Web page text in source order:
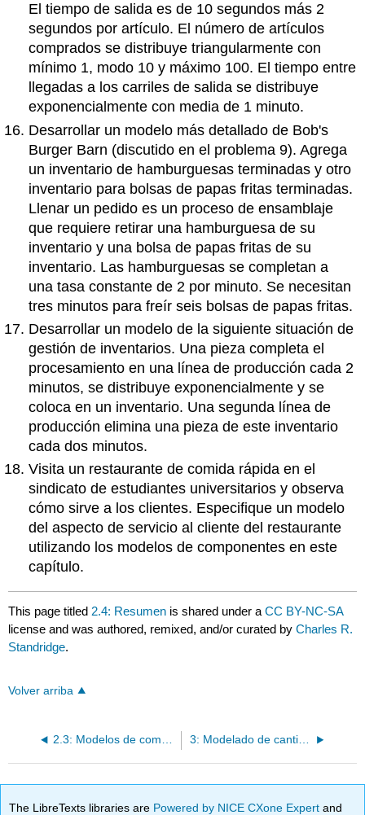
El tiempo de salida es de 10 segundos más 2
segundos por artículo. El número de artículos
comprados se distribuye triangularmente con
mínimo 1, modo 10 y máximo 100. El tiempo entre
llegadas a los carriles de salida se distribuye
exponencialmente con media de 1 minuto.
Desarrollar un modelo más detallado de Bob's
Burger Barn (discutido en el problema 9). Agrega
un inventario de hamburguesas terminadas y otro
inventario para bolsas de papas fritas terminadas.
Llenar un pedido es un proceso de ensamblaje
que requiere retirar una hamburguesa de su
inventario y una bolsa de papas fritas de su
inventario. Las hamburguesas se completan a
una tasa constante de 2 por minuto. Se necesitan
tres minutos para freír seis bolsas de papas fritas.
Desarrollar un modelo de la siguiente situación de
gestión de inventarios. Una pieza completa el
procesamiento en una línea de producción cada 2
minutos, se distribuye exponencialmente y se
coloca en un inventario. Una segunda línea de
producción elimina una pieza de este inventario
cada dos minutos.
Visita un restaurante de comida rápida en el
sindicato de estudiantes universitarios y observa
cómo sirve a los clientes. Especifique un modelo
del aspecto de servicio al cliente del restaurante
utilizando los modelos de componentes en este
capítulo.
This page titled 2.4: Resumen is shared under aCC BY-NC-SA
license and was authored, remixed, and/or curated byCharles R.
Standridge.
Volver arriba
3: Modelado de cantidades aleatorias
The LibreTexts libraries are Powered by NICE CXone Expertand